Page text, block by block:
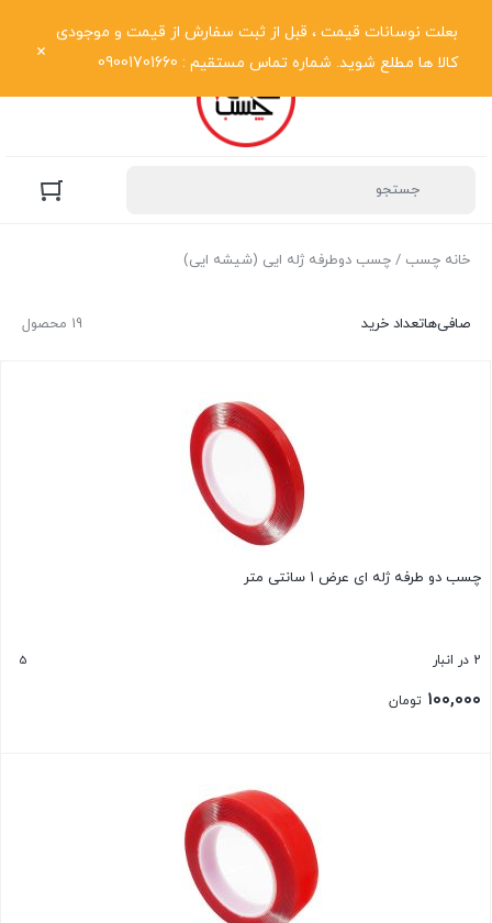
بعلت نوسانات قیمت ، قبل از ثبت سفارش از قیمت و موجودی
کالا ها مطلع شوید. شماره تماس مستقیم : 09001701660
خانه چسب / چسب دوطرفه ژله ایی (شیشه ایی)
19 محصول صافی‌هاتعداد خرید
چسب دو طرفه ژله ای عرض 1 سانتی متر
2 در انبار 5
۱۰۰,۰۰۰ تومان